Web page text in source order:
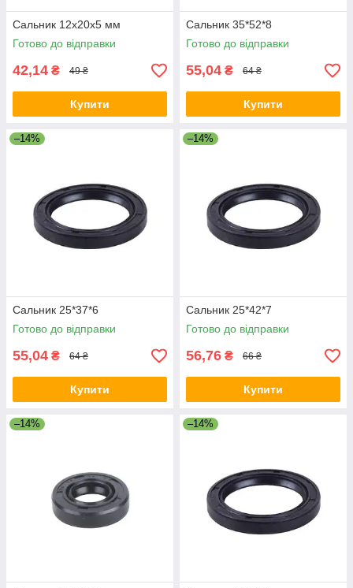
Сальник 12x20x5 мм
Готово до відправки
42,14 ₴ 49 ₴
Купити
Сальник 35*52*8
Готово до відправки
55,04 ₴ 64 ₴
Купити
–14%
Сальник 25*37*6
Готово до відправки
55,04 ₴ 64 ₴
Купити
–14%
Сальник 25*42*7
Готово до відправки
56,76 ₴ 66 ₴
Купити
–14% –14%